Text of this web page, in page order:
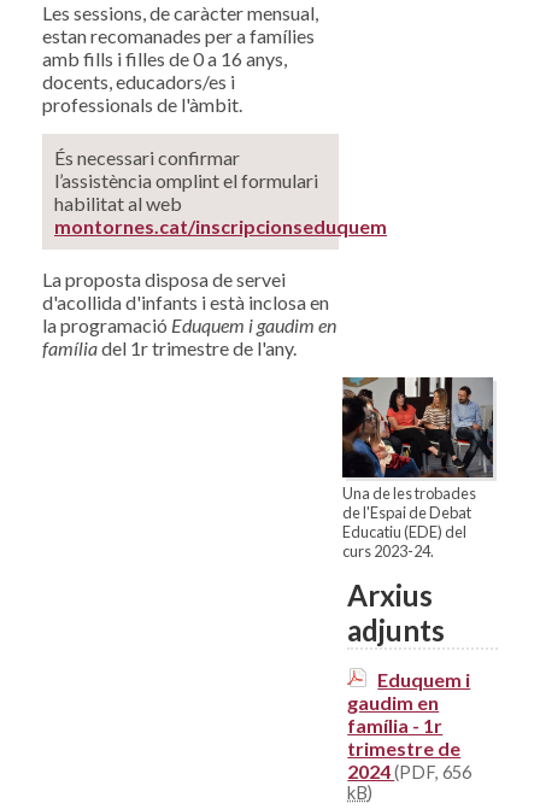
Les sessions, de caràcter mensual,
estan recomanades per a famílies
amb fills i filles de 0 a 16 anys,
docents, educadors/es i
professionals de l'àmbit.
És necessari confirmar
l’assistència omplint el formulari
habilitat al web
montornes.cat/inscripcionseduquem
La proposta disposa de servei
d'acollida d'infants i està inclosa en
la programació Eduquem i gaudim en
famíliadel 1r trimestre de l'any.
Una de les trobades
de l'Espai de Debat
Educatiu (EDE) del
curs 2023-24.
Arxius
adjunts
Eduquem i
gaudim en
família - 1r
trimestre de
2024(PDF, 656
kB)